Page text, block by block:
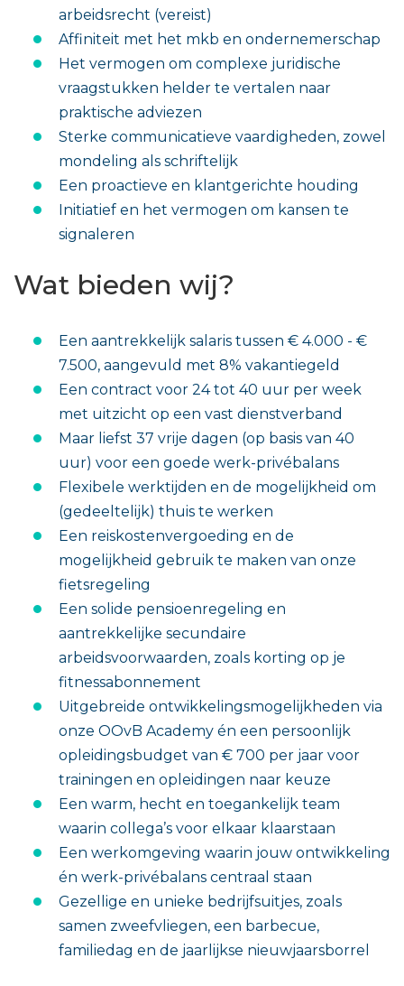
arbeidsrecht (vereist)
Affiniteit met het mkb en ondernemerschap
Het vermogen om complexe juridische
vraagstukken helder te vertalen naar
praktische adviezen
Sterke communicatieve vaardigheden, zowel
mondeling als schriftelijk
Een proactieve en klantgerichte houding
Initiatief en het vermogen om kansen te
signaleren
Wat bieden wij?
Een aantrekkelijk salaris tussen € 4.000 - €
7.500, aangevuld met 8% vakantiegeld
Een contract voor 24 tot 40 uur per week
met uitzicht op een vast dienstverband
Maar liefst 37 vrije dagen (op basis van 40
uur) voor een goede werk-privébalans
Flexibele werktijden en de mogelijkheid om
(gedeeltelijk) thuis te werken
Een reiskostenvergoeding en de
mogelijkheid gebruik te maken van onze
fietsregeling
Een solide pensioenregeling en
aantrekkelijke secundaire
arbeidsvoorwaarden, zoals korting op je
fitnessabonnement
Uitgebreide ontwikkelingsmogelijkheden via
onze OOvB Academy én een persoonlijk
opleidingsbudget van € 700 per jaar voor
trainingen en opleidingen naar keuze
Een warm, hecht en toegankelijk team
waarin collega’s voor elkaar klaarstaan
Een werkomgeving waarin jouw ontwikkeling
én werk-privébalans centraal staan
Gezellige en unieke bedrijfsuitjes, zoals
samen zweefvliegen, een barbecue,
familiedag en de jaarlijkse nieuwjaarsborrel